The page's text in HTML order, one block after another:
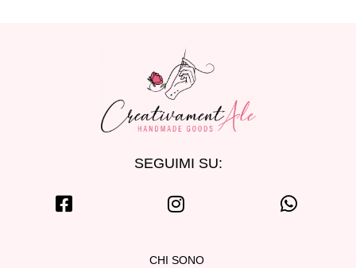
SEGUIMI SU:
CHI SONO